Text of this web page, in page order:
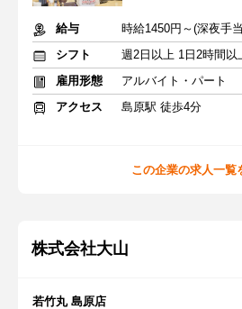
給与
時給1450円～(深夜手
シフト
週2日以上 1日2時間以
雇用形態
アルバイト・パート
アクセス
島原駅 徒歩4分
この企業の求人一覧
株式会社大山
若竹丸 島原店